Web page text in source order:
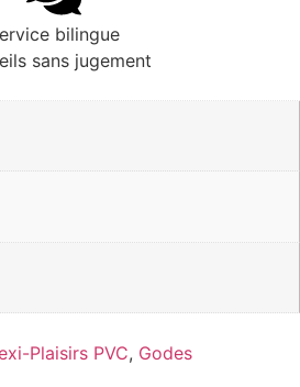
bilingue
sans jugement
Plaisirs PVC, Godes